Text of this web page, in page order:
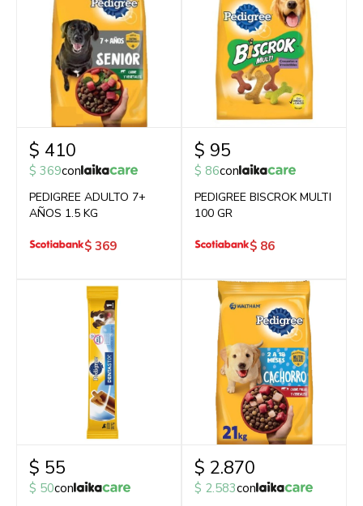
$ 410
$ 369con
PEDIGREE ADULTO 7+
AÑOS 1.5 KG
$ 369
$ 95
$ 86con
PEDIGREE BISCROK MULTI
100 GR
$ 86
$ 55
$ 50con
$ 2.870
$ 2.583con